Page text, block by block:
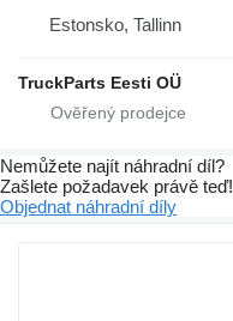
Estonsko, Tallinn
TruckParts Eesti OÜ
Nemůžete najít náhradní díl?
Zašlete požadavek právě teď!
Objednat náhradní díly